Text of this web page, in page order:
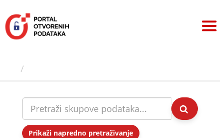
sadržaj
Prikaži napredno pretraživanje